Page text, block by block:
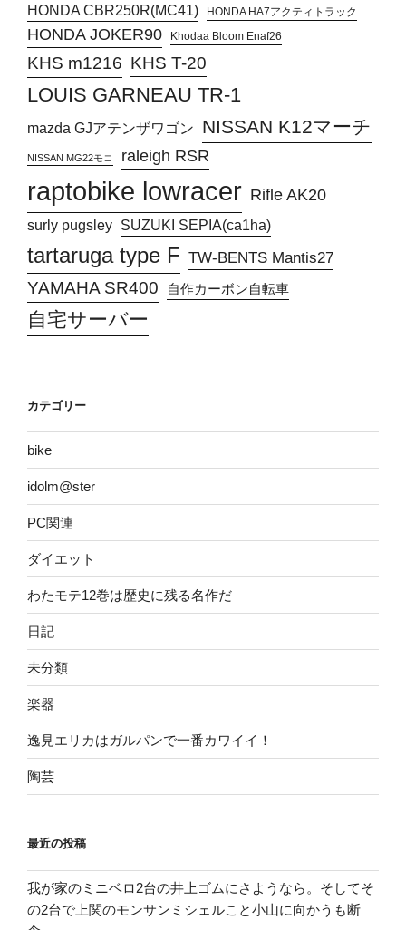
HONDA CBR250R(MC41) HONDA HA7アクティトラック
HONDA JOKER90 Khodaa Bloom Enaf26
KHS m1216 KHS T-20
LOUIS GARNEAU TR-1
mazda GJアテンザワゴン NISSAN K12マーチ
NISSAN MG22モコ raleigh RSR
raptobike lowracer Rifle AK20
surly pugsley SUZUKI SEPIA(ca1ha)
tartaruga type F TW-BENTS Mantis27
YAMAHA SR400 自作カーボン自転車
自宅サーバー
カテゴリー
bike
idolm@ster
PC関連
ダイエット
わたモテ12巻は歴史に残る名作だ
日記
未分類
楽器
逸見エリカはガルパンで一番カワイイ！
陶芸
最近の投稿
我が家のミニベロ2台の井上ゴムにさようなら。そしてそ
の2台で上関のモンサンミシェルこと小山に向かうも断